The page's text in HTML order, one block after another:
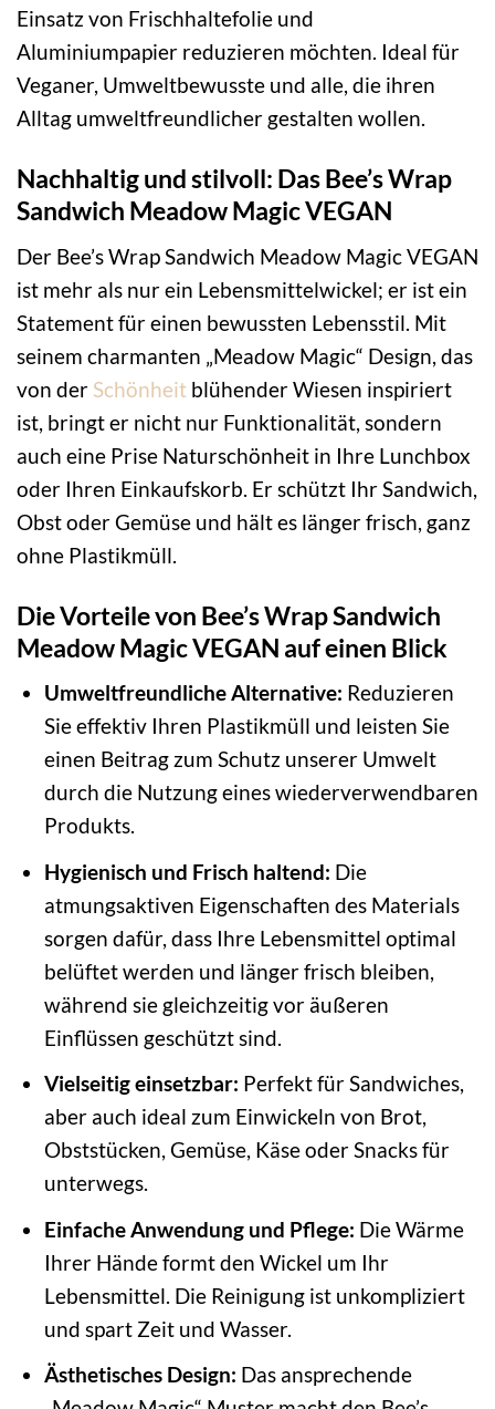
Einsatz von Frischhaltefolie und
Aluminiumpapier reduzieren möchten. Ideal für
Veganer, Umweltbewusste und alle, die ihren
Alltag umweltfreundlicher gestalten wollen.
Nachhaltig und stilvoll: Das Bee’s Wrap
Sandwich Meadow Magic VEGAN
Der Bee’s Wrap Sandwich Meadow Magic VEGAN
ist mehr als nur ein Lebensmittelwickel; er ist ein
Statement für einen bewussten Lebensstil. Mit
seinem charmanten „Meadow Magic“ Design, das
von der Schönheit blühender Wiesen inspiriert
ist, bringt er nicht nur Funktionalität, sondern
auch eine Prise Naturschönheit in Ihre Lunchbox
oder Ihren Einkaufskorb. Er schützt Ihr Sandwich,
Obst oder Gemüse und hält es länger frisch, ganz
ohne Plastikmüll.
Die Vorteile von Bee’s Wrap Sandwich
Meadow Magic VEGAN auf einen Blick
Umweltfreundliche Alternative: Reduzieren
Sie effektiv Ihren Plastikmüll und leisten Sie
einen Beitrag zum Schutz unserer Umwelt
durch die Nutzung eines wiederverwendbaren
Produkts.
Hygienisch und Frisch haltend: Die
atmungsaktiven Eigenschaften des Materials
sorgen dafür, dass Ihre Lebensmittel optimal
belüftet werden und länger frisch bleiben,
während sie gleichzeitig vor äußeren
Einflüssen geschützt sind.
Vielseitig einsetzbar: Perfekt für Sandwiches,
aber auch ideal zum Einwickeln von Brot,
Obststücken, Gemüse, Käse oder Snacks für
unterwegs.
Einfache Anwendung und Pflege: Die Wärme
Ihrer Hände formt den Wickel um Ihr
Lebensmittel. Die Reinigung ist unkompliziert
und spart Zeit und Wasser.
Ästhetisches Design: Das ansprechende